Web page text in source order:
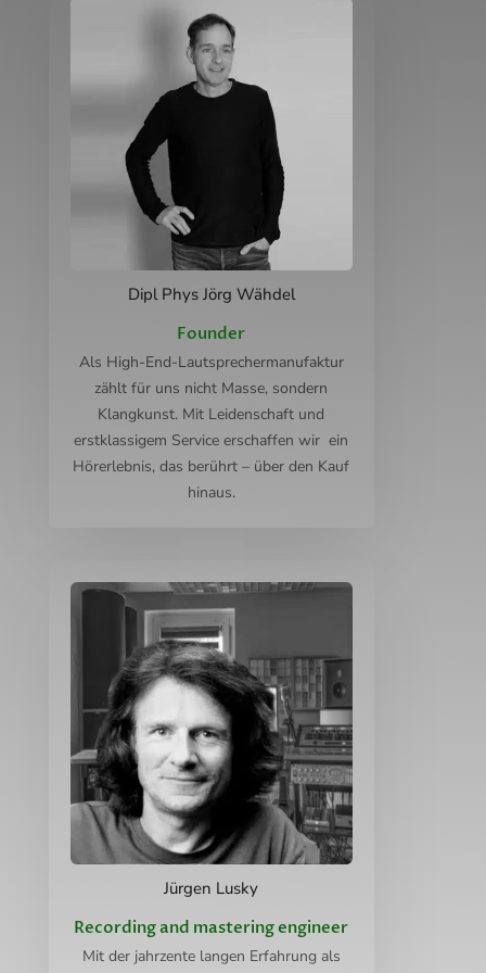
Dipl Phys Jörg Wähdel
Founder
Als High-End-Lautsprechermanufaktur
zählt für uns nicht Masse, sondern
Klangkunst. Mit Leidenschaft und
erstklassigem Service erschaffen wir ein
Hörerlebnis, das berührt – über den Kauf
hinaus.
Jürgen Lusky
Recording and mastering engineer
Mit der jahrzente langen Erfahrung als